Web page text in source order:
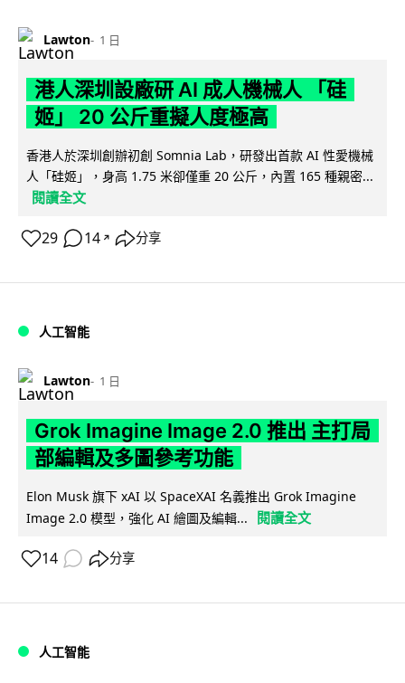
Lawton 1 日
港人深圳設廠研 AI 成人機械人 「硅
姬」 20 公斤重擬人度極高
香港人於深圳創辦初創 Somnia Lab，研發出首款 AI 性愛機械
人「硅姬」，身高 1.75 米卻僅重 20 公斤，內置 165 種親密...
閱讀全文
29 14 ↗ 分享
人工智能
Lawton 1 日
Grok Imagine Image 2.0 推出 主打局
部編輯及多圖參考功能
Elon Musk 旗下 xAI 以 SpaceXAI 名義推出 Grok Imagine
Image 2.0 模型，強化 AI 繪圖及編輯...
閱讀全文
14 分享
人工智能